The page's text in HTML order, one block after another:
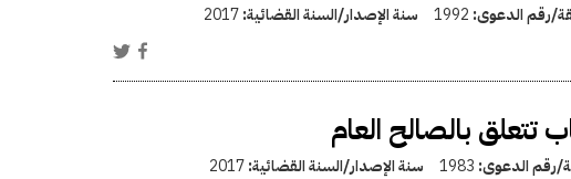
رقم الدعوى: 1992 سنة الإصدار/السنة القضائية:2017
تتعلق بالصالح العام
رقم الدعوى: 1983 سنة الإصدار/السنة القضائية:2017